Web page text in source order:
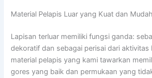
Material Pelapis Luar yang Kuat dan
Lapisan terluar memiliki fungsi ganda:
dekoratif dan sebagai perisai dari aktivitas
material pelapis yang kami tawarkan
gores yang baik dan permukaan yang